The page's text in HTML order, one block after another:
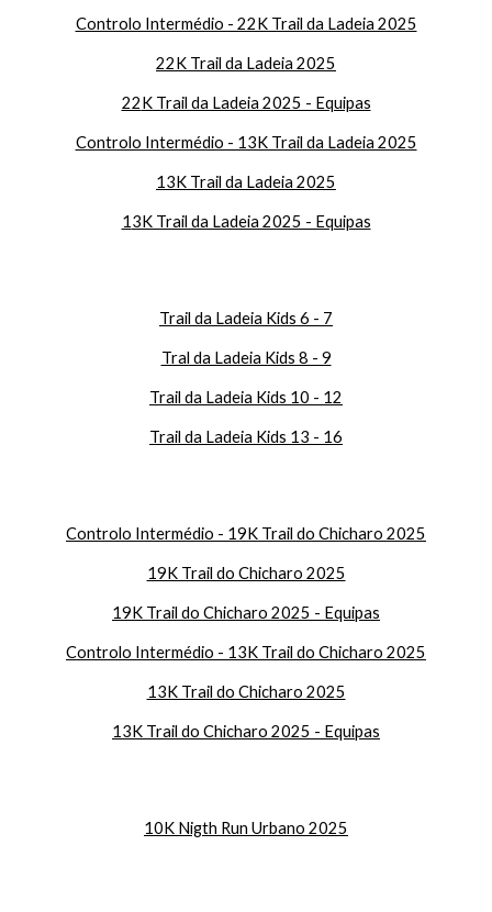
Controlo Intermédio - 22K Trail da Ladeia 2025
22K Trail da Ladeia 2025
22K Trail da Ladeia 2025 - Equipas
Controlo Intermédio - 13K Trail da Ladeia 2025
13K Trail da Ladeia 2025
13K Trail da Ladeia 2025 - Equipas
Trail da Ladeia Kids 6 - 7
Tral da Ladeia Kids 8 - 9
Trail da Ladeia Kids 10 - 12
Trail da Ladeia Kids 13 - 16
Controlo Intermédio - 19K Trail do Chicharo 2025
19K Trail do Chicharo 2025
19K Trail do Chicharo 2025 - Equipas
Controlo Intermédio - 13K Trail do Chicharo 2025
13K Trail do Chicharo 2025
13K Trail do Chicharo 2025 - Equipas
10K Nigth Run Urbano 2025